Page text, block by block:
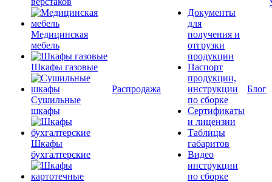
Медицинская
мебель
Шкафы газовые
Сушильные
шкафы
Шкафы
бухгалтерские
Распродажа
Документы
для
получения и
отгрузки
продукции
Паспорт
продукции,
инструкции
по сборке
Сертификаты
и лицензии
Таблицы
габаритов
Видео
инструкции
по сборке
Блог